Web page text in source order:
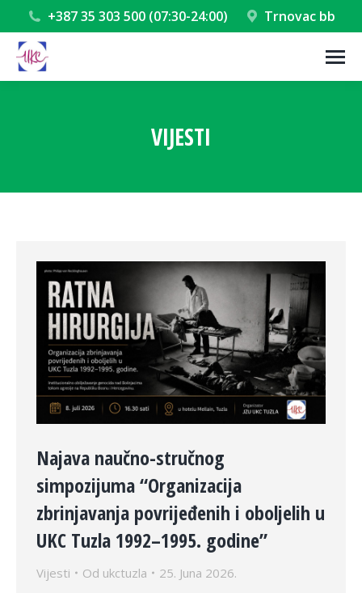
+387 35 303 500 (07:30-24:00) Trnovac bb
VIJESTI
Najava naučno-stručnog
simpozijuma “Organizacija
zbrinjavanja povrijeđenih i oboljelih u
UKC Tuzla 1992–1995. godine”
Vijesti Od ukctuzla 25. Juna 2026.